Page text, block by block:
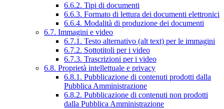
6.6.2. Tipi di documenti
6.6.3. Formato di lettura dei documenti elettronici
6.6.4. Modalità di produzione dei documenti
6.7. Immagini e video
6.7.1. Testo alternativo (alt text) per le immagini
6.7.2. Sottotitoli per i video
6.7.3. Trascrizioni per i video
6.8. Proprietà intellettuale e privacy
6.8.1. Pubblicazione di contenuti prodotti dalla
Pubblica Amministrazione
6.8.2. Pubblicazione di contenuti non prodotti
dalla Pubblica Amministrazione